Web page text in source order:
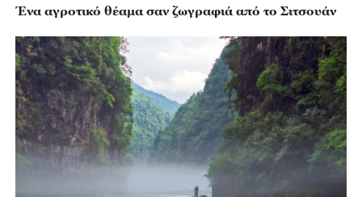
Ένα αγροτικό θέαμα σαν ζωγραφιά από το Σιτσουάν